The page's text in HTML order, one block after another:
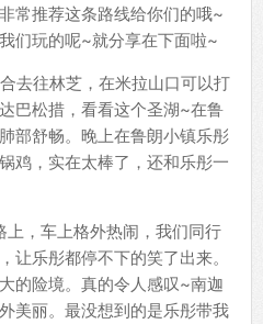
常推荐这条路线给你们的哦~
们玩的呢~就分享在下面啦~
去往林芝，在米拉山口可以打
巴松措，看看这个圣湖~在鲁
部舒畅。晚上在鲁朗小镇乐彤
鸡，实在太棒了，还和乐彤一
上，车上格外热闹，我们同行
让乐彤都停不下的笑了出来。
的险境。真的令人感叹~南迦
美丽。最没想到的是乐彤带我